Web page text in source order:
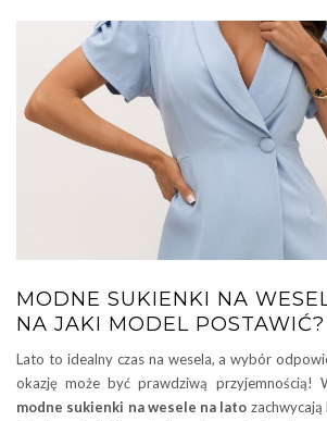
MODNE SUKIENKI NA
NA JAKI MODEL POSTAWIĆ?
Lato to idealny czas na wesela, a wybór
okazję może być prawdziwą przyjemnością!
modne sukienki na wesele na lato zachwycają